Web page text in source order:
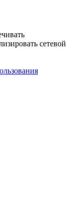
сетевой